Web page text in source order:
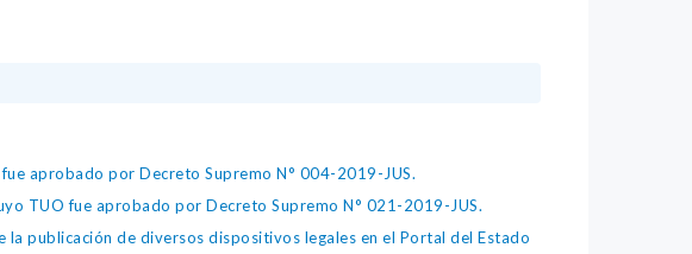
aprobado por Decreto Supremo N° 004-2019-JUS.
TUO fue aprobado por Decreto Supremo N° 021-2019-JUS.
publicación de diversos dispositivos legales en el Portal del Estado